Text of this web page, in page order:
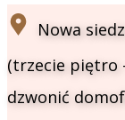
​Nowa
(trzecie piętro
dzwonić